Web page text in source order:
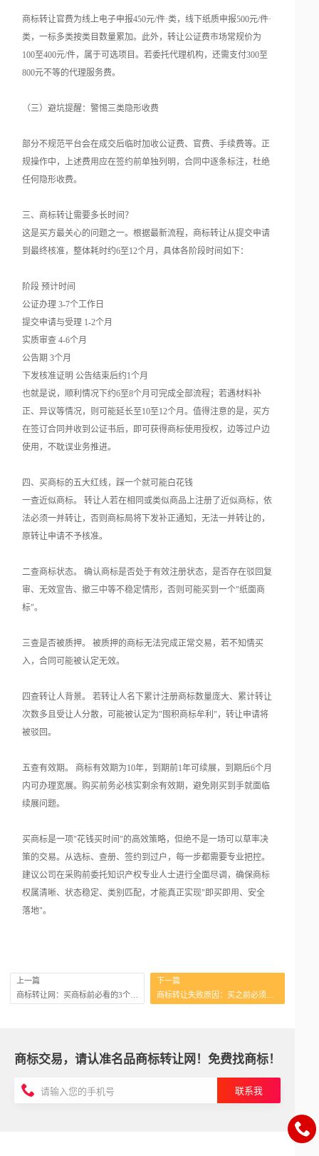
商标转让官费为线上电子申报450元/件·类，线下纸质申报500元/件·
类，一标多类按类目数量累加。此外，转让公证费市场常规价为
100至400元/件，属于可选项目。若委托代理机构，还需支付300至
800元不等的代理服务费。
（三）避坑提醒：警惕三类隐形收费
部分不规范平台会在成交后临时加收公证费、官费、手续费等。正
规操作中，上述费用应在签约前单独列明，合同中逐条标注，杜绝
任何隐形收费。
三、商标转让需要多长时间？
这是买方最关心的问题之一。根据最新流程，商标转让从提交申请
到最终核准，整体耗时约6至12个月，具体各阶段时间如下：
阶段 预计时间
公证办理 3-7个工作日
提交申请与受理 1-2个月
实质审查 4-6个月
公告期 3个月
下发核准证明 公告结束后约1个月
也就是说，顺利情况下约6至8个月可完成全部流程；若遇材料补
正、异议等情况，则可能延长至10至12个月。值得注意的是，买方
在签订合同并收到公证书后，即可获得商标使用授权，边等过户边
使用，不耽误业务推进。
四、买商标的五大红线，踩一个就可能白花钱
一查近似商标。 转让人若在相同或类似商品上注册了近似商标，依
法必须一并转让，否则商标局将下发补正通知，无法一并转让的，
原转让申请不予核准。
二查商标状态。 确认商标是否处于有效注册状态，是否存在驳回复
审、无效宣告、撤三中等不稳定情形，否则可能买到一个"纸面商
标"。
三查是否被质押。 被质押的商标无法完成正常交易，若不知情买
入，合同可能被认定无效。
四查转让人背景。 若转让人名下累计注册商标数量庞大、累计转让
次数多且受让人分散，可能被认定为"囤积商标牟利"，转让申请将
被驳回。
五查有效期。 商标有效期为10年，到期前1年可续展，到期后6个月
内可办理宽展。购买前务必核实剩余有效期，避免刚买到手就面临
续展问题。
买商标是一项"花钱买时间"的高效策略，但绝不是一场可以草率决
策的交易。从选标、查册、签约到过户，每一步都需要专业把控。
建议公司在采购前委托知识产权专业人士进行全面尽调，确保商标
权属清晰、状态稳定、类别匹配，才能真正实现"即买即用、安全
落地"。
上一篇
下一篇
商标交易，请认准名品商标转让网！免费找商标！
联系我